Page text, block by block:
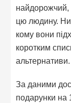
найдорожчий,
цю людину.
кому вони
коротким
альтернативи.
За даними
подарунки на